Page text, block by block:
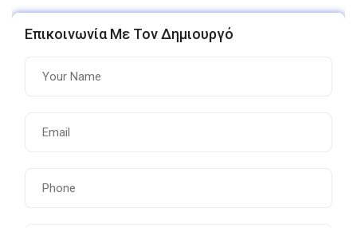
Επικοινωνία Με Τον Δημιουργό